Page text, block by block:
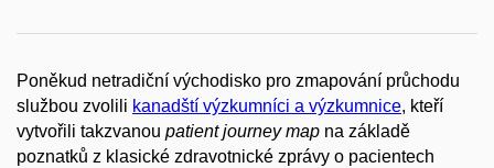
Poněkud netradiční východisko pro zmapování průchodu
službou zvolili kanadští výzkumníci a výzkumnice, kteří
vytvořili takzvanou patient journey map na základě
poznatků z klasické zdravotnické zprávy o pacientech